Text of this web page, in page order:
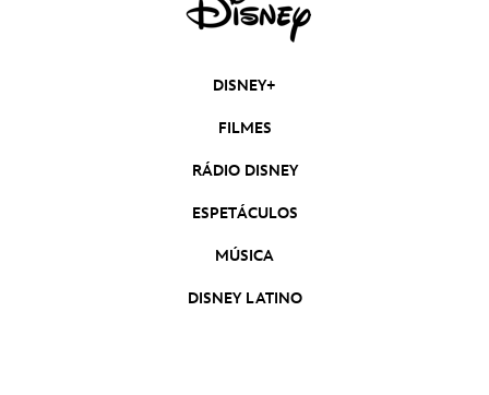
DISNEY+
FILMES
RÁDIO DISNEY
ESPETÁCULOS
MÚSICA
DISNEY LATINO